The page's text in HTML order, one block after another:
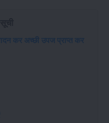
कर अच्छी उपज प्राप्त कर